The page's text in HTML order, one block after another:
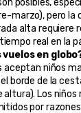
posibles,
marzo), pero la
alta requiere
real en la
en
aceptan niños
borde de la
Los niños
por razones